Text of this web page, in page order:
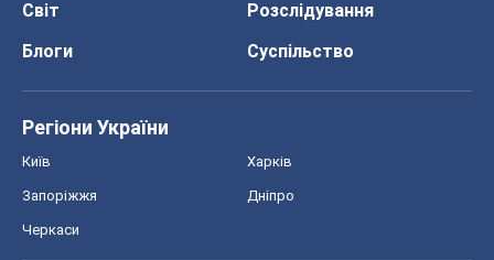
Світ
Розслідування
Блоги
Суспільство
Регіони України
Київ Харків
Запоріжжя Дніпро
Черкаси